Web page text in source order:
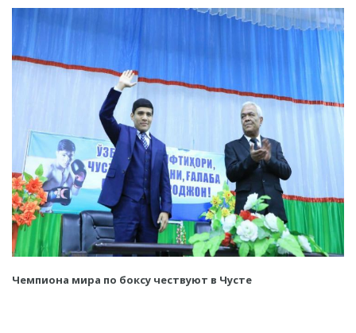
Чемпиона мира по боксу чествуют в Чусте